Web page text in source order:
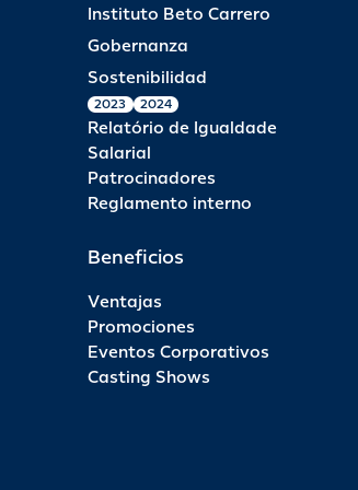
Instituto Beto Carrero
Gobernanza
Sostenibilidad
2023 2024
Relatório de Igualdade
Salarial
Patrocinadores
Reglamento interno
Beneficios
Ventajas
Promociones
Eventos Corporativos
Casting Shows